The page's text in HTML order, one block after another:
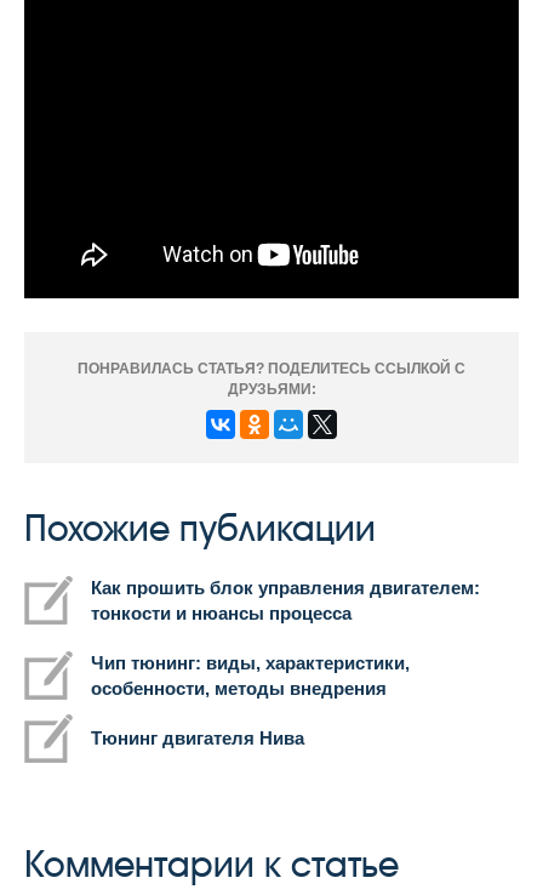
ПОНРАВИЛАСЬ СТАТЬЯ? ПОДЕЛИТЕСЬ ССЫЛКОЙ С
ДРУЗЬЯМИ:
Похожие публикации
Как прошить блок управления двигателем:
тонкости и нюансы процесса
Чип тюнинг: виды, характеристики,
особенности, методы внедрения
Тюнинг двигателя Нива
Комментарии к статье